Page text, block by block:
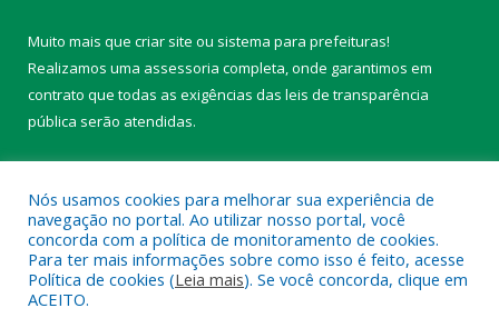
Muito mais que criar site ou sistema para prefeituras!
Realizamos uma assessoria completa, onde garantimos em
contrato que todas as exigências das leis de transparência
pública serão atendidas.
Todos os direitos reservados a Câmara Municipal de Belterra.
Nós usamos cookies para melhorar sua experiência de
navegação no portal. Ao utilizar nosso portal, você
concorda com a política de monitoramento de cookies.
Para ter mais informações sobre como isso é feito, acesse
Política de cookies (Leia mais). Se você concorda, clique em
ACEITO.